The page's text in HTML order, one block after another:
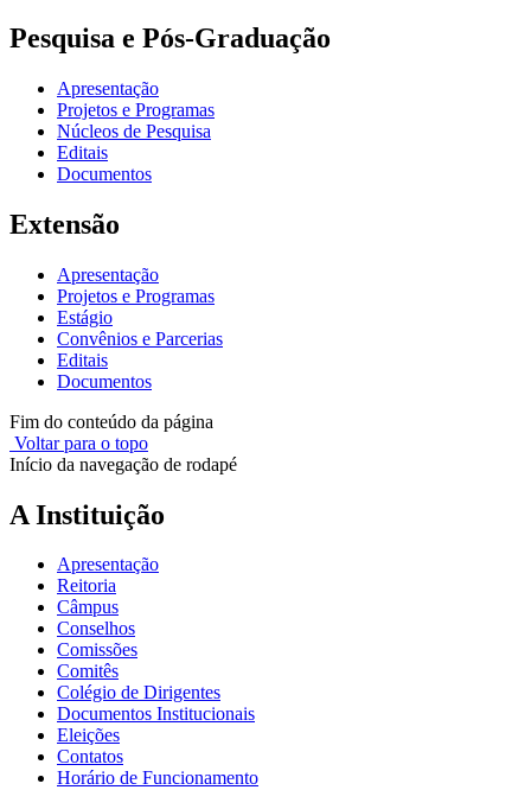
Pesquisa e Pós-Graduação
Apresentação
Projetos e Programas
Núcleos de Pesquisa
Editais
Documentos
Extensão
Apresentação
Projetos e Programas
Estágio
Convênios e Parcerias
Editais
Documentos
Fim do conteúdo da página
Voltar para o topo
Início da navegação de rodapé
A Instituição
Apresentação
Reitoria
Câmpus
Conselhos
Comissões
Comitês
Colégio de Dirigentes
Documentos Institucionais
Eleições
Contatos
Horário de Funcionamento